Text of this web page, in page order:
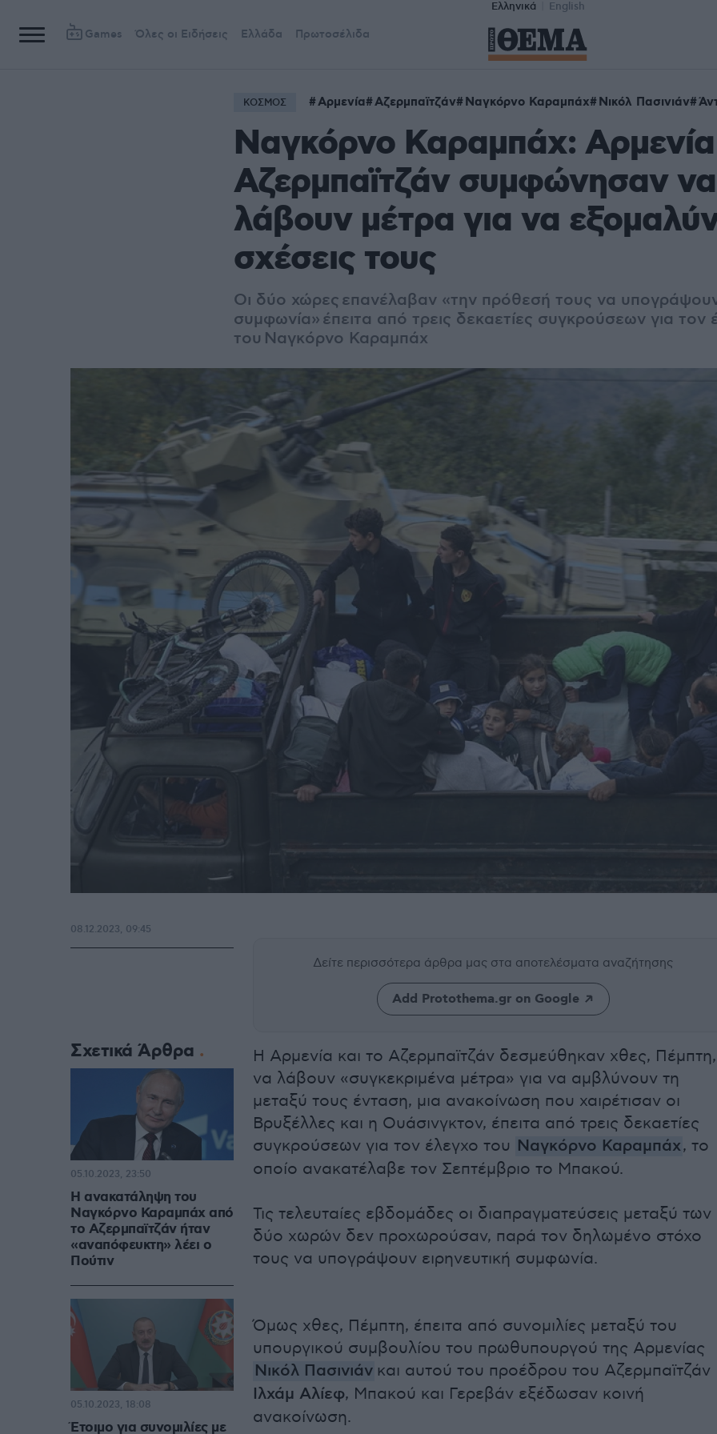
Ελληνικά English
Games Όλες οι Ειδήσεις Ελλάδα Πρωτοσέλιδα
ΚΟΣΜΟΣ Αρμενία Αζερμπαϊτζάν Ναγκόρνο Καραμπάχ Νικόλ Πασινιάν
Ναγκόρνο Καραμπάχ: Αρμενία
Αζερμπαϊτζάν συμφώνησαν να
λάβουν μέτρα για να
σχέσεις τους
Οι δύο χώρες επανέλαβαν «την πρόθεσή τους να υπογράψουν
συμφωνία» έπειτα από τρεις δεκαετίες συγκρούσεων για τον
του Ναγκόρνο Καραμπάχ
Δείτε περισσότερα άρθρα μας στα αποτελέσματα αναζήτησης
Add Protothema.gr on Google
Η Αρμενία και το Αζερμπαϊτζάν δεσμεύθηκαν χθες, Πέμπτη,
να λάβουν «συγκεκριμένα μέτρα» για να αμβλύνουν τη
μεταξύ τους ένταση, μια ανακοίνωση που χαιρέτισαν οι
Βρυξέλλες και η Ουάσινγκτον, έπειτα από τρεις δεκαετίες
συγκρούσεων για τον έλεγχο του Ναγκόρνο Καραμπάχ, το
οποίο ανακατέλαβε τον Σεπτέμβριο το Μπακού.
Τις τελευταίες εβδομάδες οι διαπραγματεύσεις μεταξύ των
δύο χωρών δεν προχωρούσαν, παρά τον δηλωμένο στόχο
τους να υπογράψουν ειρηνευτική συμφωνία.
Όμως χθες, Πέμπτη, έπειτα από συνομιλίες μεταξύ του
υπουργικού συμβουλίου του πρωθυπουργού της Αρμενίας
Νικόλ Πασινιάν και αυτού του προέδρου του Αζερμπαϊτζάν
Ιλχάμ Αλίεφ, Μπακού και Γερεβάν εξέδωσαν κοινή
ανακοίνωση.
08.12.2023, 09:45
Σχετικά Άρθρα
Η ανακατάληψη του
Ναγκόρνο Καραμπάχ από
το Αζερμπαϊτζάν ήταν
«αναπόφευκτη» λέει ο
Πούτιν
05.10.2023, 23:50
Έτοιμο για συνομιλίες με
05.10.2023, 18:08